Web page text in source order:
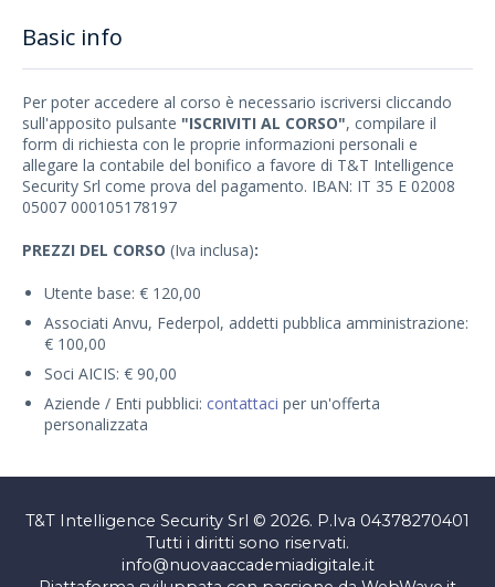
Basic info
Per poter accedere al corso è necessario iscriversi cliccando
sull'apposito pulsante "ISCRIVITI AL CORSO", compilare il
form di richiesta con le proprie informazioni personali e
allegare la contabile del bonifico a favore di T&T Intelligence
Security Srl come prova del pagamento. IBAN: IT 35 E 02008
05007 000105178197
PREZZI DEL CORSO (Iva inclusa):
Utente base: € 120,00
Associati Anvu, Federpol, addetti pubblica amministrazione:
€ 100,00
Soci AICIS: € 90,00
Aziende / Enti pubblici: contattaci per un'offerta
personalizzata
T&T Intelligence Security Srl © 2026. P.Iva 04378270401
Tutti i diritti sono riservati.
info@nuovaaccademiadigitale.it